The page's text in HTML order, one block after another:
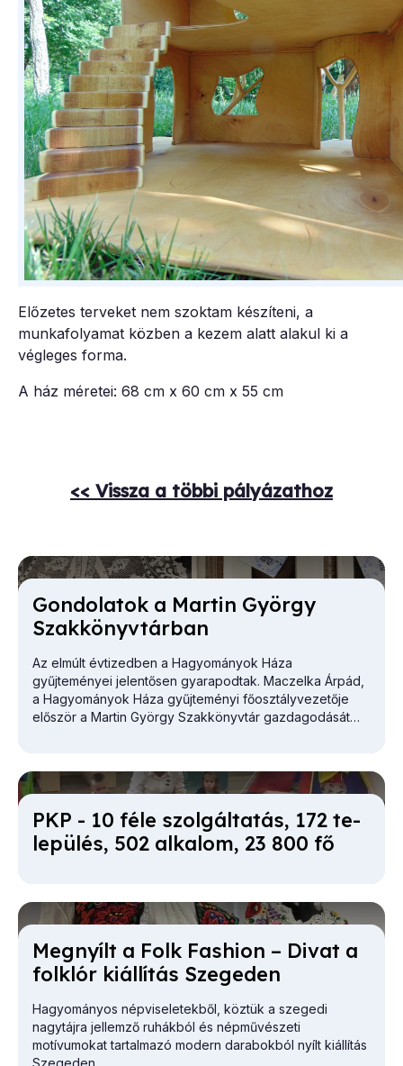
Előzetes terveket nem szoktam készíteni, a
munkafolyamat közben a kezem alatt alakul ki a
végleges forma.
A ház méretei: 68 cm x 60 cm x 55 cm
<< Vissza a többi pályázathoz
Gon­do­la­tok a Mar­tin György
Szak­könyv­tár­ban
Az elmúlt évtizedben a Hagyományok Háza
gyűjteményei jelentősen gyarapodtak. Maczelka Árpád,
a Hagyományok Háza gyűjteményi főosztályvezetője
először a Martin György Szakkönyvtár gazdagodását
PKP - 10 fé­le szol­gál­ta­tás, 172 te­
le­pü­lés, 502 al­ka­lom, 23 800 fő
Meg­nyílt a Folk Fashi­on – Di­vat a
folk­lór ki­ál­lí­tás Sze­ge­den
Hagyományos népviseletekből, köztük a szegedi
nagytájra jellemző ruhákból és népművészeti
motívumokat tartalmazó modern darabokból nyílt kiállítás
Szegeden.